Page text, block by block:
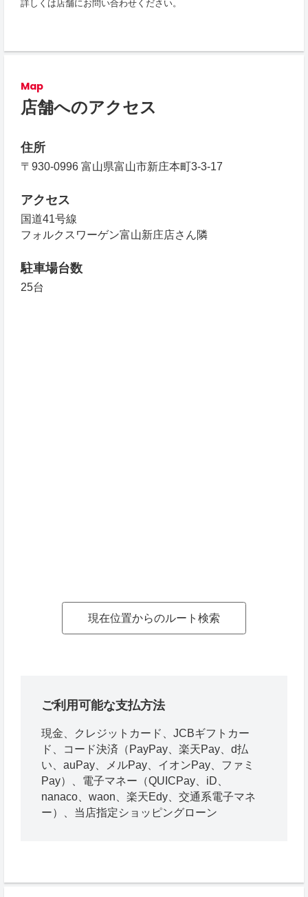
詳しくは店舗にお問い合わせください。
Map
店舗へのアクセス
現在位置からのルート検索
住所
〒930-0996 富山県富山市新庄本町3-3-17
アクセス
国道41号線
フォルクスワーゲン富山新庄店さん隣
駐車場台数
25台
ご利用可能な支払方法
現金、クレジットカード、JCBギフトカー
ド、コード決済（PayPay、楽天Pay、d払
い、auPay、メルPay、イオンPay、ファミ
Pay）、電子マネー（QUICPay、iD、
nanaco、waon、楽天Edy、交通系電子マネ
ー）、当店指定ショッピングローン